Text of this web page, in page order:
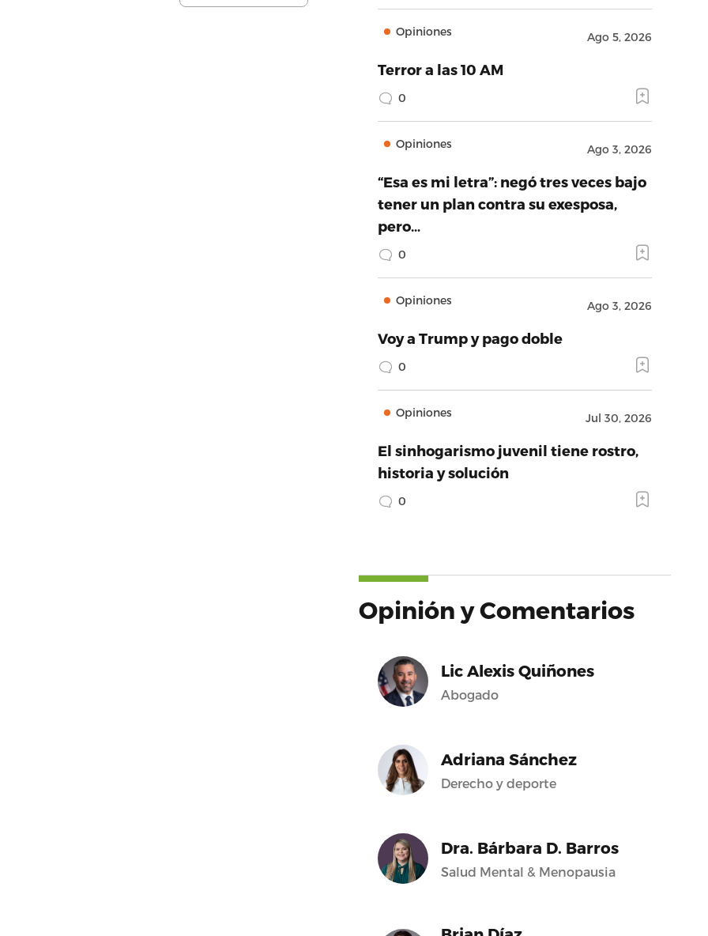
Opiniones Ago 5, 2026
Terror a las 10 AM
0
Opiniones Ago 3, 2026
“Esa es mi letra”: negó tres veces bajo
tener un plan contra su exesposa,
pero…
0
Opiniones Ago 3, 2026
Voy a Trump y pago doble
0
Opiniones Jul 30, 2026
El sinhogarismo juvenil tiene rostro,
historia y solución
0
Opinión y Comentarios
Lic Alexis Quiñones
Abogado
Adriana Sánchez
Derecho y deporte
Dra. Bárbara D. Barros
Salud Mental & Menopausia